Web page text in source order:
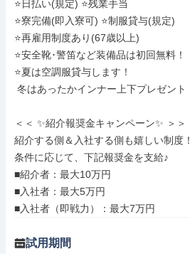
⭐日払い(規定) ⭐残業手当
⭐寮完備(即入寮可) ⭐制服貸与(規定)
⭐再雇用制度あり(67歳以上)
⭐安全靴･警笛など装備品は初回無料！
⭐夏は空調服貸与します！
＜＜ ✨紹介報奨金キャンペーン✨ ＞＞
紹介する側＆入社する側も嬉しい制度！
条件に応じて、下記報奨金を支給♪
■紹介者：最大10万円
■入社者：最大5万円
■入社者（即戦力）：最大7万円
試用期間